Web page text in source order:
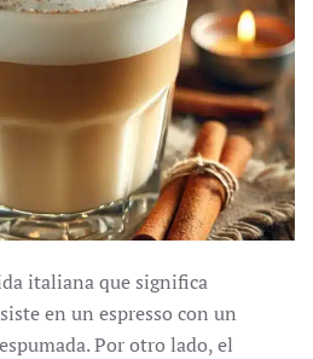
italiana que significa
en un espresso con un
Por otro lado, el